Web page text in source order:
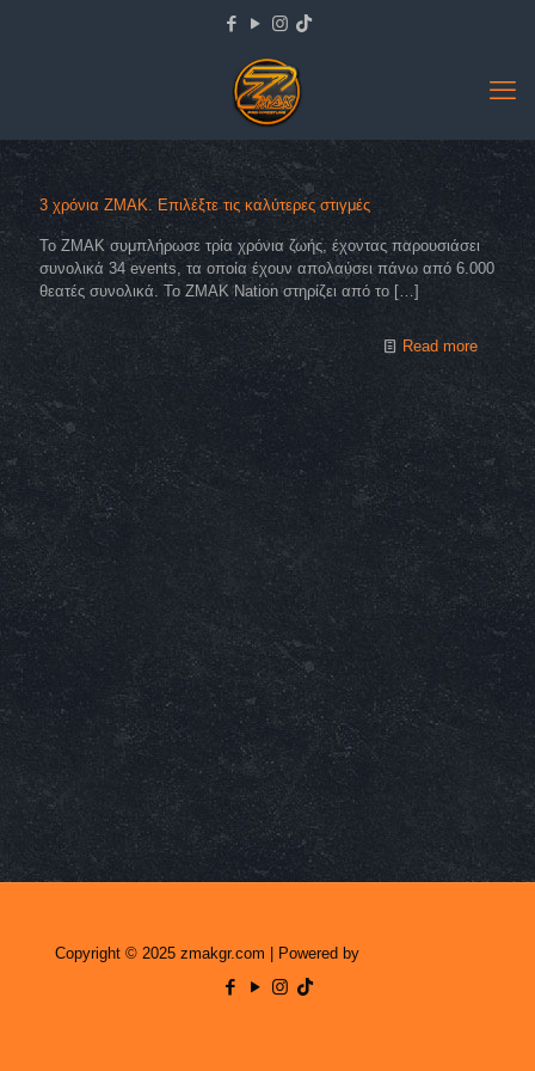
3 χρόνια ZMAK. Επιλέξτε τις καλύτερες στιγμές
Το ZMAK συμπλήρωσε τρία χρόνια ζωής, έχοντας παρουσιάσει
συνολικά 34 events, τα οποία έχουν απολαύσει πάνω από 6.000
θεατές συνολικά. To ZMAK Nation στηρίζει από το […]
Read more
Copyright © 2025 zmakgr.com | Powered by